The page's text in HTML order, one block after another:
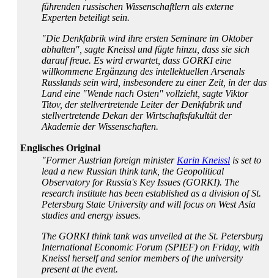
führenden russischen Wissenschaftlern als externe
Experten beteiligt sein.
"Die Denkfabrik wird ihre ersten Seminare im Oktober
abhalten", sagte Kneissl und fügte hinzu, dass sie sich
darauf freue. Es wird erwartet, dass GORKI eine
willkommene Ergänzung des intellektuellen Arsenals
Russlands sein wird, insbesondere zu einer Zeit, in der das
Land eine "Wende nach Osten" vollzieht, sagte Viktor
Titov, der stellvertretende Leiter der Denkfabrik und
stellvertretende Dekan der Wirtschafts­fakultät der
Akademie der Wissenschaften.
Englisches Original
"Former Austrian foreign ministerKarin Kneissl is set to
lead a new Russian think tank, the Geopolitical
Observatory for Russia's Key Issues (GORKI). The
research institute has been established as a division of St.
Petersburg State University and will focus on West Asia
studies and energy issues.
The GORKI think tank was unveiled at the St. Petersburg
International Economic Forum (SPIEF) on Friday, with
Kneissl herself and senior members of the university
present at the event.